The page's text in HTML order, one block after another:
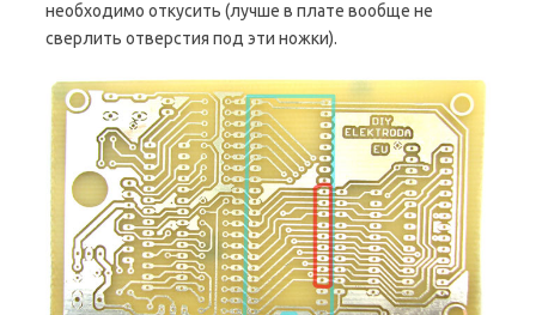
необходимо откусить (лучше в плате вообще не
сверлить отверстия под эти ножки).